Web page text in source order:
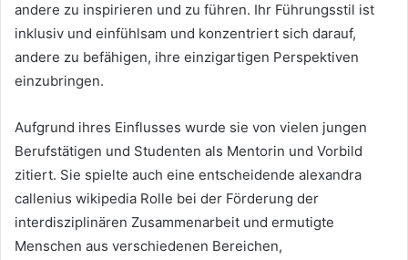
andere zu inspirieren und zu führen. Ihr Führungsstil ist
inklusiv und einfühlsam und konzentriert sich darauf,
andere zu befähigen, ihre einzigartigen Perspektiven
einzubringen.
Aufgrund ihres Einflusses wurde sie von vielen jungen
Berufstätigen und Studenten als Mentorin und Vorbild
zitiert. Sie spielte auch eine entscheidende alexandra
callenius wikipedia Rolle bei der Förderung der
interdisziplinären Zusammenarbeit und ermutigte
Menschen aus verschiedenen Bereichen,